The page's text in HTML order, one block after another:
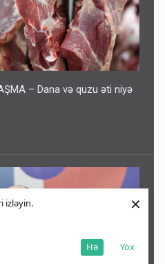
izləyin.
Yox
Hə
×
– Dana və quzu əti niyə